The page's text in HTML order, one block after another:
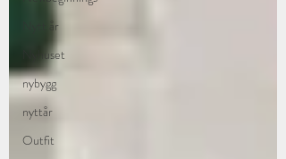
Nytt år
Nyhuset
nybygg
nyttår
Outfit